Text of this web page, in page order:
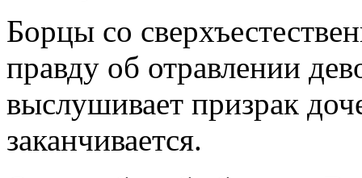
Борцы со
правду об отравлении
выслушивает призрак
заканчивается.